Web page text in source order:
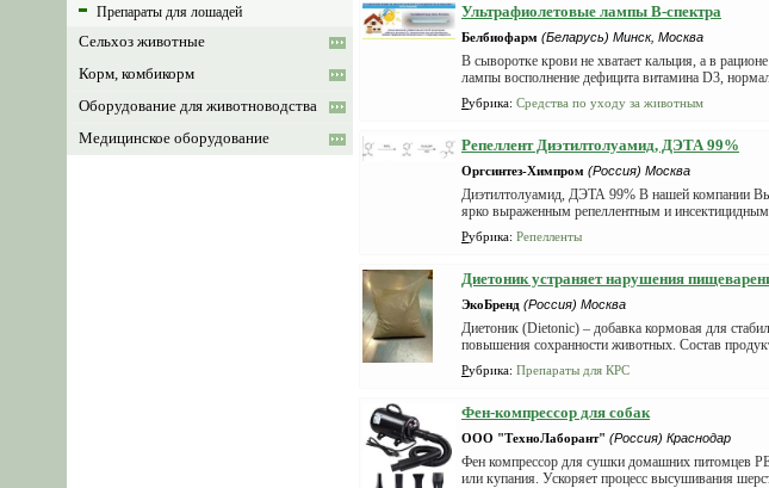
Препараты для лошадей
Сельхоз животные
Корм, комбикорм
Оборудование для животноводства
Медицинское оборудование
Ультрафиолетовые лампы В-спектра
Белбиофарм (Беларусь) Минск, Москва
В сыворотке крови не хватает кальция, а в
лампы восполнение дефицита витамина D3,
Рубрика: Средства по уходу за животным
Репеллент Диэтилтолуамид, ДЭТА 99%
Оргсинтез-Химпром (Россия) Москва
Диэтилтолуамид, ДЭТА 99% В нашей компании
ярко выраженным репеллентным и
Рубрика: Репелленты
Диетоник устраняет нарушения
ЭкоБренд (Россия) Москва
Диетоник (Dietonic) – добавка кормовая для
повышения сохранности животных. Состав
Рубрика: Препараты для КРС
Фен-компрессор для собак
ООО "ТехноЛаборант" (Россия) Краснодар
Фен компрессор для сушки домашних питомцев
или купания. Ускоряет процесс высушивания